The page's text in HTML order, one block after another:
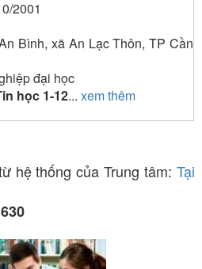
2001
Bình, xã An Lạc Thôn, TP Cần
đại học
học 1-12... xem thêm
hệ thống của Trung tâm: Tại